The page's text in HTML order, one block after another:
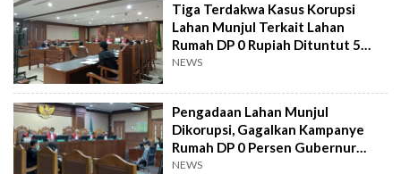
Tiga Terdakwa Kasus Korupsi
Lahan Munjul Terkait Lahan
Rumah DP 0 Rupiah Dituntut 5
Sampai 7 Tahun Penjara
NEWS
Pengadaan Lahan Munjul
Dikorupsi, Gagalkan Kampanye
Rumah DP 0 Persen Gubernur
Anies Baswedan
NEWS